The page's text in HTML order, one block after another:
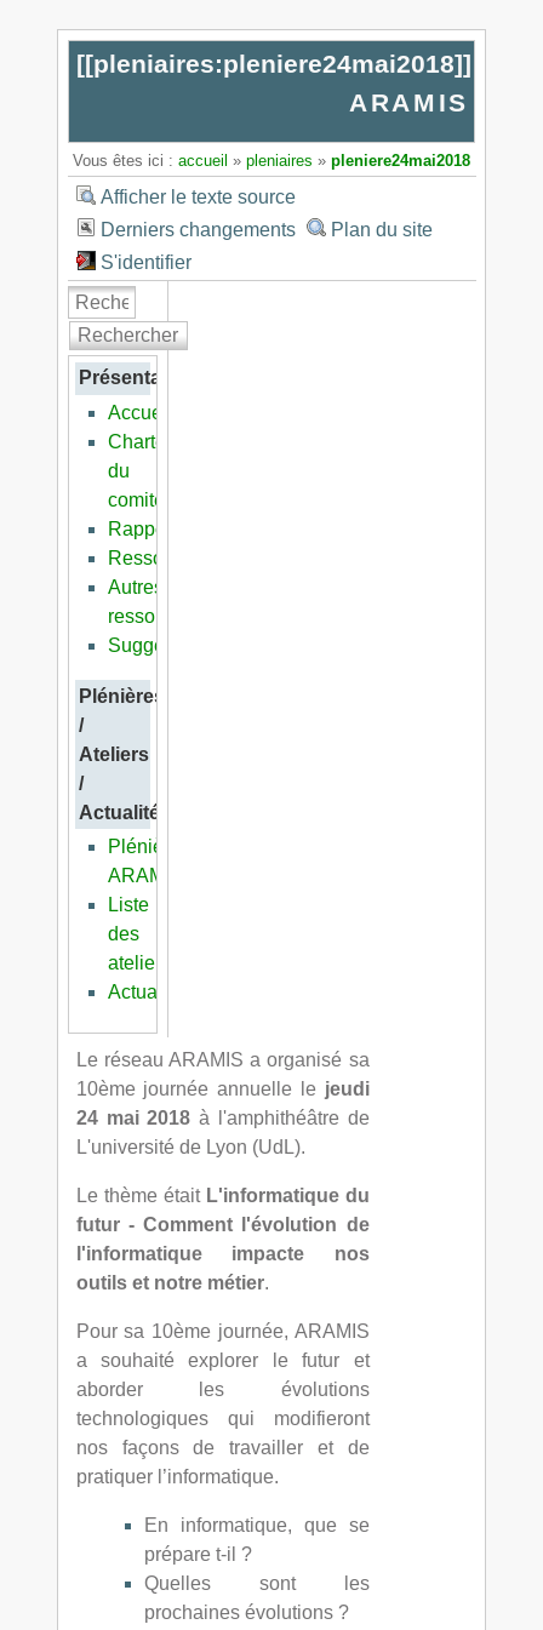
[[pleniaires:pleniere24mai2018]]
ARAMIS
Vous êtes ici : accueil » pleniaires » pleniere24mai2018
Afficher le texte source
Derniers changements
Plan du site
S'identifier
Rechercher
Présentation
Accueil
Charte
du
comité
Rapports
Ressources
Autres
ressources
Suggestions
Plénières
/
Ateliers
/
Actualités
Plénières
ARAMIS
Liste
des
ateliers
Actualités
Le réseau ARAMIS a organisé sa
10ème journée annuelle le jeudi
24 mai 2018 à l'amphithéâtre de
L'université de Lyon (UdL).
Le thème était L'informatique du
futur - Comment l'évolution de
l'informatique impacte nos
outils et notre métier.
Pour sa 10ème journée, ARAMIS
a souhaité explorer le futur et
aborder les évolutions
technologiques qui modifieront
nos façons de travailler et de
pratiquer l’informatique.
En informatique, que se
prépare t-il ?
Quelles sont les
prochaines évolutions ?